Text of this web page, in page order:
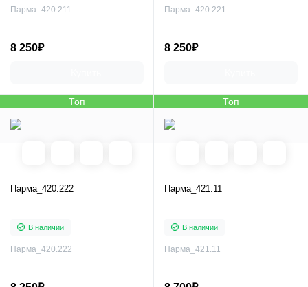
Парма_420.211
8 250₽
Парма_420.221
8 250₽
Топ
Парма_420.222
В наличии
Парма_420.222
Топ
Парма_421.11
В наличии
Парма_421.11